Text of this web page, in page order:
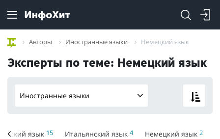
Авторы Иностранные языки Немецкий язык
Эксперты по теме: Немецкий язык
Иностранные языки
язык 15 Итальянский язык 4 Немецкий язык 2